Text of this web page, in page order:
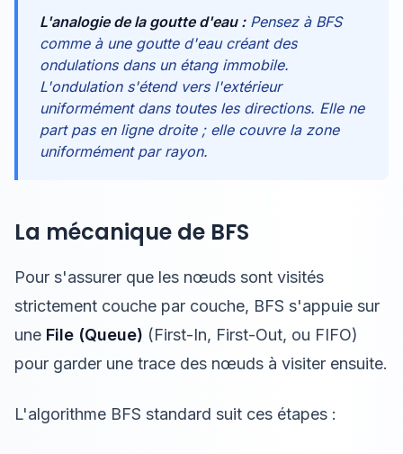
L'analogie de la goutte d'eau :Pensez à BFS
comme à une goutte d'eau créant des
ondulations dans un étang immobile.
L'ondulation s'étend vers l'extérieur
uniformément dans toutes les directions. Elle ne
part pas en ligne droite ; elle couvre la zone
uniformément par rayon.
La mécanique de BFS
Pour s'assurer que les nœuds sont visités
strictement couche par couche, BFS s'appuie sur
une File (Queue) (First-In, First-Out, ou FIFO)
pour garder une trace des nœuds à visiter ensuite.
L'algorithme BFS standard suit ces étapes :